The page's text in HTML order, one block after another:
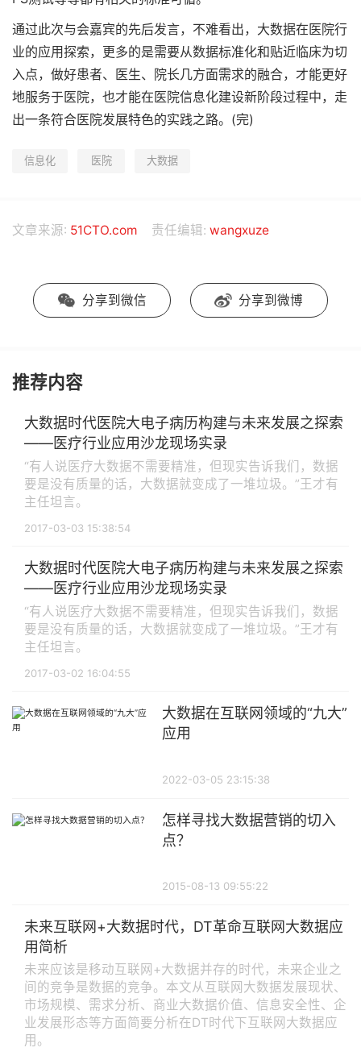
通过此次与会嘉宾的先后发言，不难看出，大数据在医院行
业的应用探索，更多的是需要从数据标准化和贴近临床为切
入点，做好患者、医生、院长几方面需求的融合，才能更好
地服务于医院，也才能在医院信息化建设新阶段过程中，走
出一条符合医院发展特色的实践之路。(完)
信息化 医院 大数据
文章来源: 51CTO.com 责任编辑: wangxuze
分享到微信 分享到微博
推荐内容
大数据时代医院大电子病历构建与未来发展之探索
——医疗行业应用沙龙现场实录
“有人说医疗大数据不需要精准，但现实告诉我们，数据
要是没有质量的话，大数据就变成了一堆垃圾。”王才有
主任坦言。
2017-03-03 15:38:54
大数据时代医院大电子病历构建与未来发展之探索
——医疗行业应用沙龙现场实录
“有人说医疗大数据不需要精准，但现实告诉我们，数据
要是没有质量的话，大数据就变成了一堆垃圾。”王才有
主任坦言。
2017-03-02 16:04:55
大数据在互联网领域的“九大”
应用
2022-03-05 23:15:38
怎样寻找大数据营销的切入
点？
2015-08-13 09:55:22
未来互联网+大数据时代，DT革命互联网大数据应
用简析
未来应该是移动互联网+大数据并存的时代，未来企业之
间的竞争是数据的竞争。本文从互联网大数据发展现状、
市场规模、需求分析、商业大数据价值、信息安全性、企
业发展形态等方面简要分析在DT时代下互联网大数据应
用。